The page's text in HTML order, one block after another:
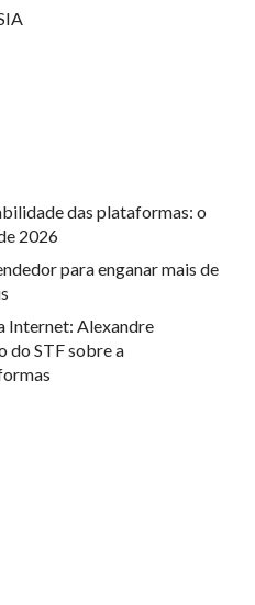
das plataformas: o
2026
para enganar mais de
Internet: Alexandre
do STF sobre a